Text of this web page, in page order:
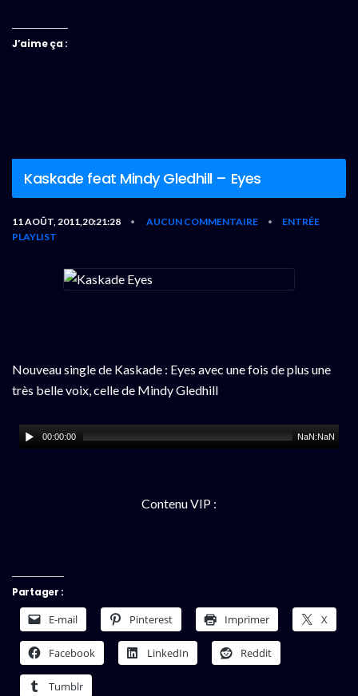
J’aime ça :
Kaskade feat Mindy Gledhill – Eyes
11 AOÛT, 2011,20:21:28 • AUCUN COMMENTAIRE •
ENTRÉE
PLAYLIST
Nouveau single de Kaskade : Eyes avec une fois de plus une
très belle voix, celle de Mindy Gledhill
00:00:00 NaN:NaN
Contenu VIP :
Partager :
E-mail Pinterest Imprimer X
Facebook LinkedIn Reddit
Tumblr